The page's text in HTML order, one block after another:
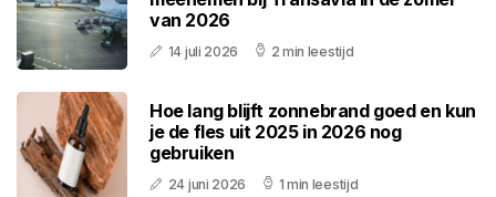
van 2026
14 juli 2026 2 min leestijd
Hoe lang blijft zonnebrand goed en kun
je de fles uit 2025 in 2026 nog
gebruiken
24 juni 2026 1 min leestijd